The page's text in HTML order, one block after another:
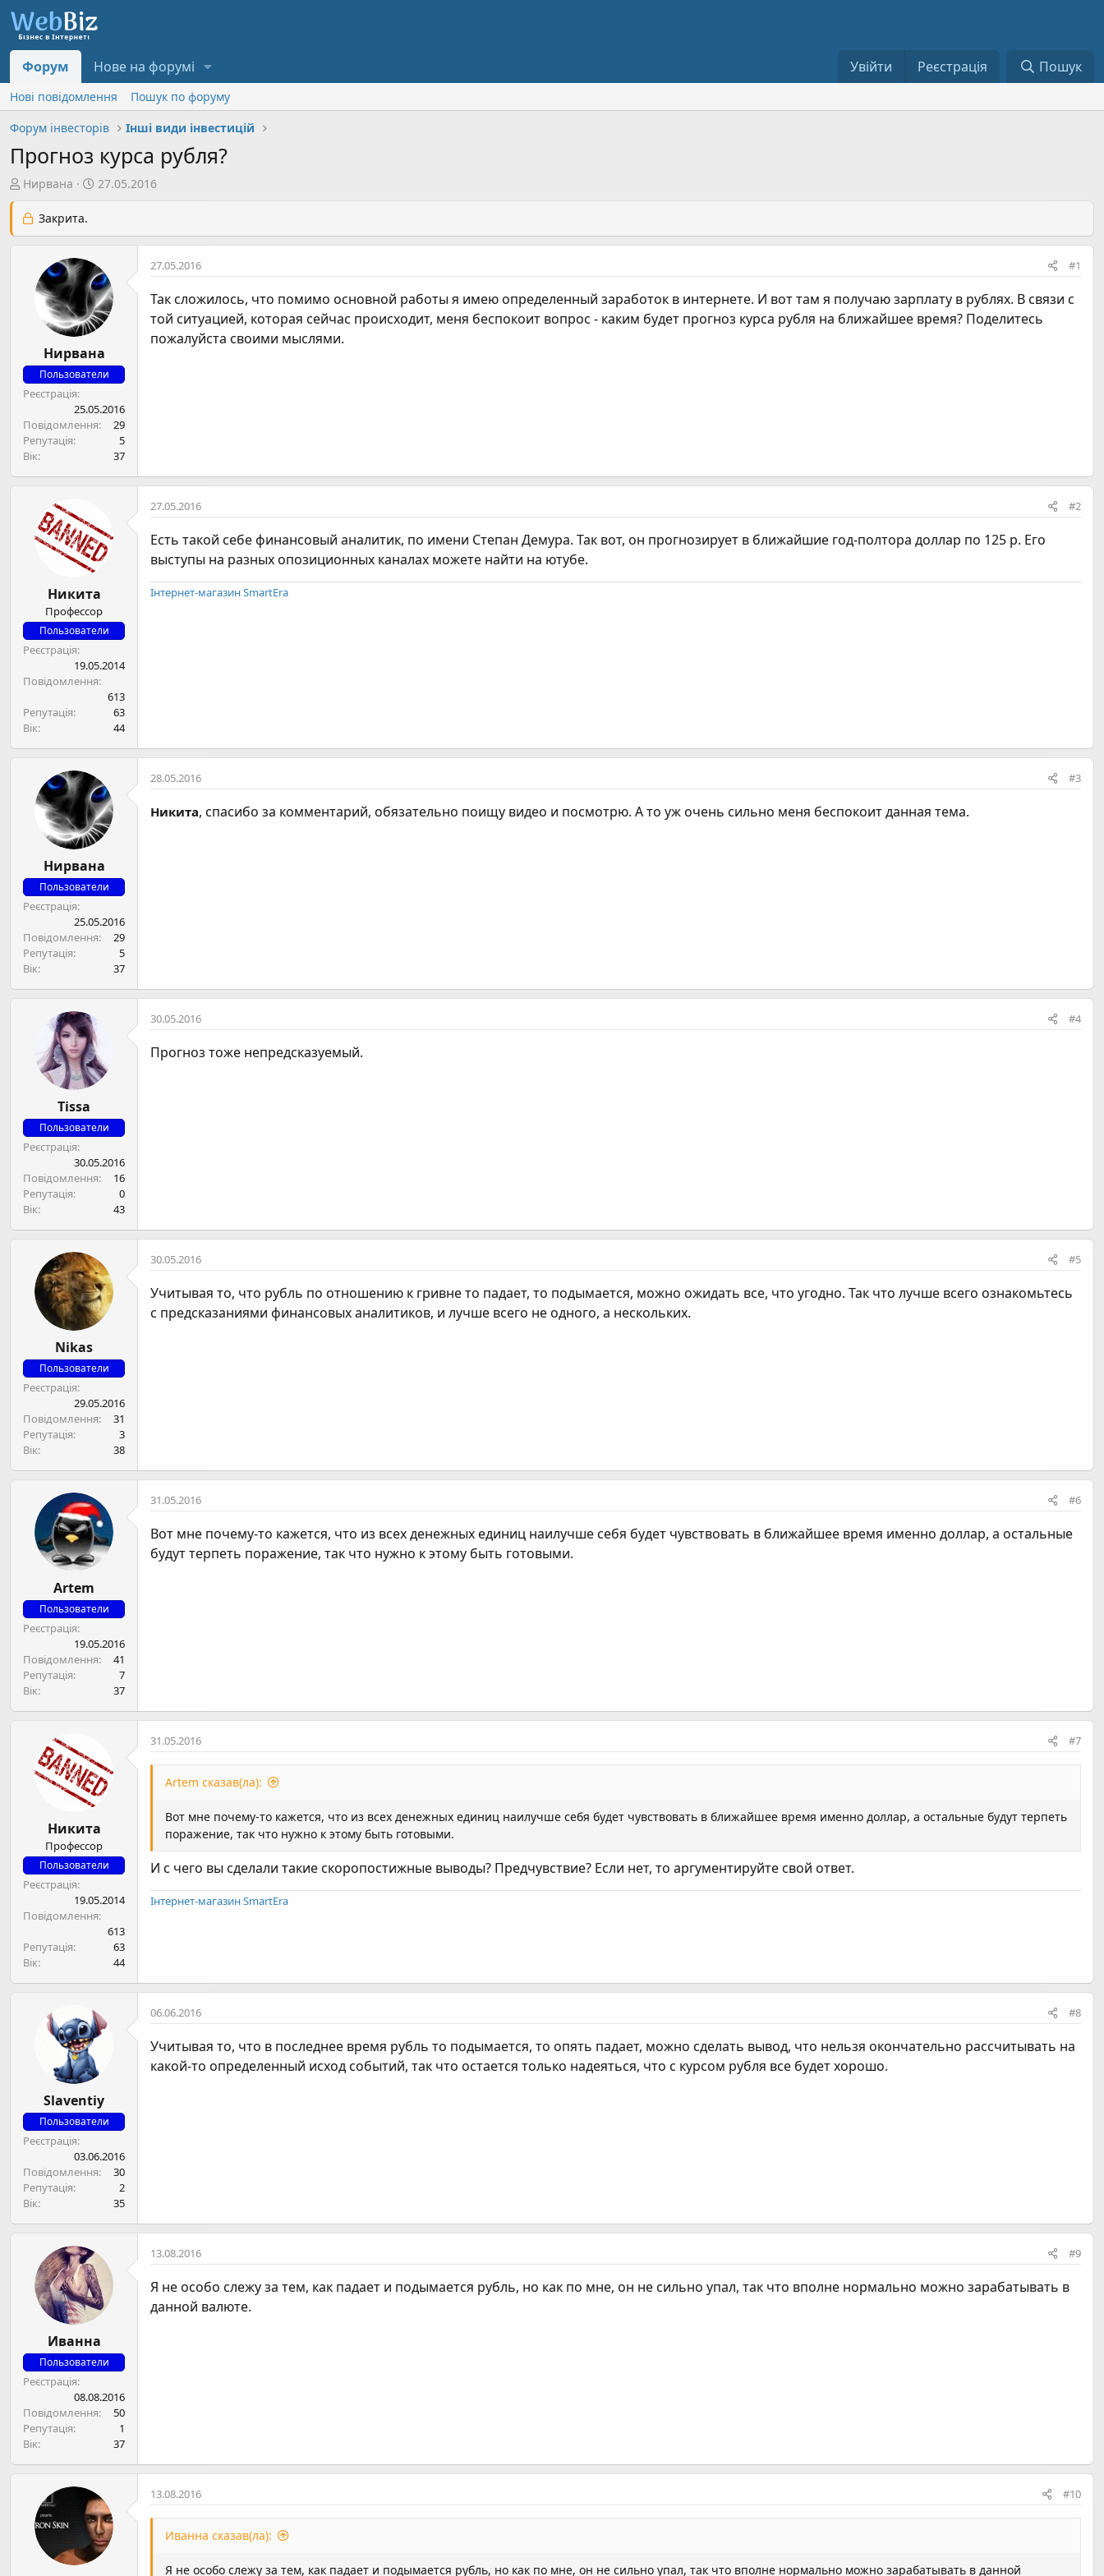
Форум Нове на форумі Увійти Реєстрація Пошук
Нові повідомлення
Пошук по форуму
Форум інвесторів
Інші види інвестицій
Прогноз курса рубля?
А
т
о
Нирвана
Д
а
т
в
о
р
н
н
27.05.2016
Закрита.
Нирвана
Пользователи
Реєстрація
25.05.2016
Повідомлення
29
Репутація
5
Вік
37
27.05.2016 #1
Так сложилось, что помимо основной работы я имею определенный заработок в интернете. И вот там я получаю зарплату в рублях. В связи с
той ситуацией, которая сейчас происходит, меня беспокоит вопрос - каким будет прогноз курса рубля на ближайшее время? Поделитесь
пожалуйста своими мыслями.
Никита
Профессор
Пользователи
Реєстрація
19.05.2014
Повідомлення
613
Репутація
63
Вік
44
27.05.2016 #2
Есть такой себе финансовый аналитик, по имени Степан Демура. Так вот, он прогнозирует в ближайшие год-полтора доллар по 125 р. Его
выступы на разных опозиционных каналах можете найти на ютубе.
Інтернет-магазин SmartEra
Нирвана
Пользователи
Реєстрація
25.05.2016
Повідомлення
29
Репутація
5
Вік
37
28.05.2016 #3
Никита, спасибо за комментарий, обязательно поищу видео и посмотрю. А то уж очень сильно меня беспокоит данная тема.
Tissa
Пользователи
Реєстрація
30.05.2016
Повідомлення
16
Репутація
0
Вік
43
30.05.2016 #4
Прогноз тоже непредсказуемый.
Nikas
Пользователи
Реєстрація
29.05.2016
Повідомлення
31
Репутація
3
Вік
38
30.05.2016 #5
Учитывая то, что рубль по отношению к гривне то падает, то подымается, можно ожидать все, что угодно. Так что лучше всего ознакомьтесь
с предсказаниями финансовых аналитиков, и лучше всего не одного, а нескольких.
Artem
Пользователи
Реєстрація
19.05.2016
Повідомлення
41
Репутація
7
Вік
37
31.05.2016 #6
Вот мне почему-то кажется, что из всех денежных единиц наилучше себя будет чувствовать в ближайшее время именно доллар, а остальные
будут терпеть поражение, так что нужно к этому быть готовыми.
Никита
Профессор
Пользователи
Реєстрація
19.05.2014
Повідомлення
613
Репутація
63
Вік
44
31.05.2016 #7
Artem сказав(ла):
Вот мне почему-то кажется, что из всех денежных единиц наилучше себя будет чувствовать в ближайшее время именно доллар, а остальные будут терпеть
поражение, так что нужно к этому быть готовыми.
И с чего вы сделали такие скоропостижные выводы? Предчувствие? Если нет, то аргументируйте свой ответ.
Інтернет-магазин SmartEra
Slaventiy
Пользователи
Реєстрація
03.06.2016
Повідомлення
30
Репутація
2
Вік
35
06.06.2016 #8
Учитывая то, что в последнее время рубль то подымается, то опять падает, можно сделать вывод, что нельзя окончательно рассчитывать на
какой-то определенный исход событий, так что остается только надеяться, что с курсом рубля все будет хорошо.
Иванна
Пользователи
Реєстрація
08.08.2016
Повідомлення
50
Репутація
1
Вік
37
13.08.2016 #9
Я не особо слежу за тем, как падает и подымается рубль, но как по мне, он не сильно упал, так что вполне нормально можно зарабатывать в
данной валюте.
13.08.2016 #10
Иванна сказав(ла):
Я не особо слежу за тем, как падает и подымается рубль, но как по мне, он не сильно упал, так что вполне нормально можно зарабатывать в данной